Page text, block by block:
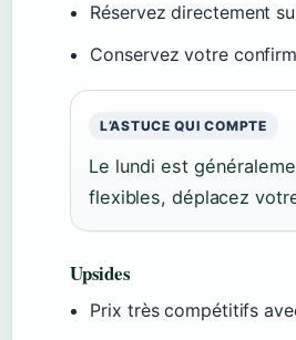
Réservez directement
Conservez votre
L’ASTUCE QUI COMPTE
Le lundi est
flexibles, déplacez
Upsides
Prix très compétitifs